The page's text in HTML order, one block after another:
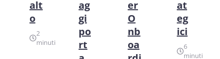
alt
o
2
minuti
ag
gi
po
rt
er
O
nb
oa
at
eg
ici
6
minuti